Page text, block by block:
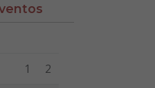
Jueves
1 2